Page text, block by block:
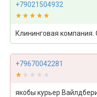
+79021504932
★★★★★
★★★★★
Клининговая
+79670042281
★★★★★
★★★★★
якобы курьер